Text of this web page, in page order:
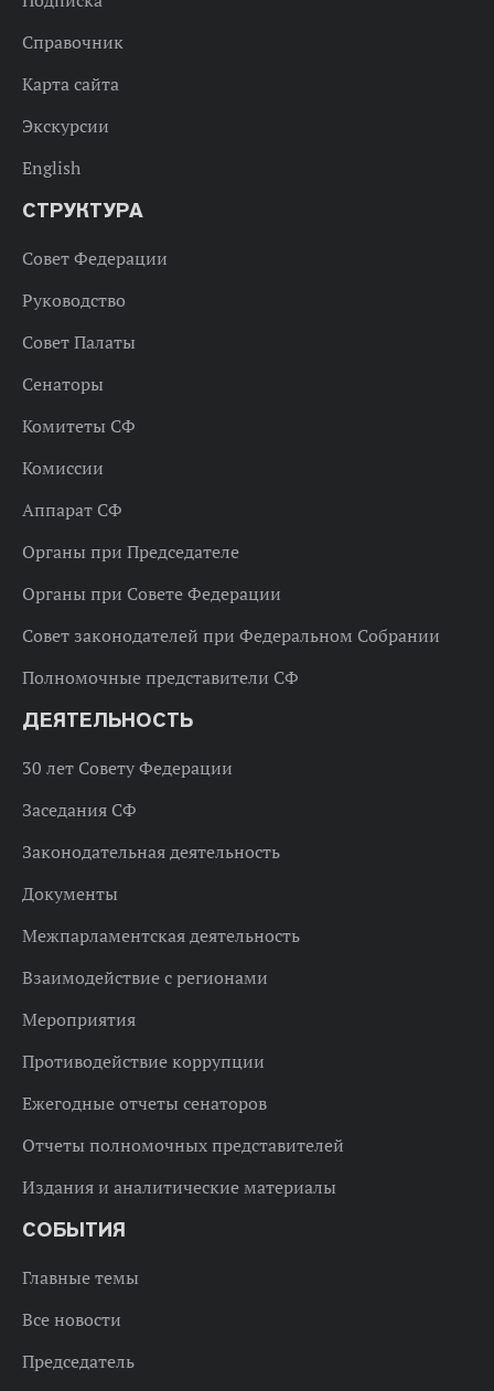
Справочник
Карта сайта
Экскурсии
English
СТРУКТУРА
Совет Федерации
Руководство
Совет Палаты
Сенаторы
Комитеты СФ
Комиссии
Аппарат СФ
Органы при Председателе
Органы при Совете Федерации
Совет законодателей при Федеральном Собрании
Полномочные представители СФ
ДЕЯТЕЛЬНОСТЬ
30 лет Совету Федерации
Заседания СФ
Законодательная деятельность
Документы
Межпарламентская деятельность
Взаимодействие с регионами
Мероприятия
Противодействие коррупции
Ежегодные отчеты сенаторов
Отчеты полномочных представителей
Издания и аналитические материалы
СОБЫТИЯ
Главные темы
Все новости
Председатель